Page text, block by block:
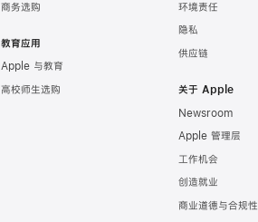
商务选购
教育应用
Apple 与教育
高校师生选购
环境责任
隐私
供应链
关于 Apple
Newsroom
Apple 管理层
工作机会
创造就业
商业道德与合规性